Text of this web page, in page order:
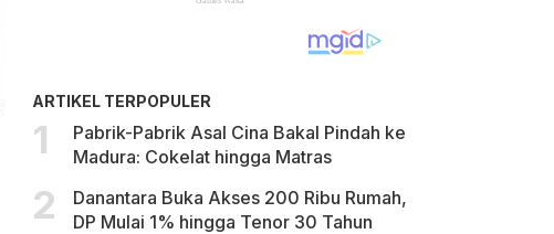
ARTIKEL TERPOPULER
Pabrik-Pabrik Asal Cina Bakal Pindah ke
Madura: Cokelat hingga Matras
Danantara Buka Akses 200 Ribu Rumah,
DP Mulai 1% hingga Tenor 30 Tahun